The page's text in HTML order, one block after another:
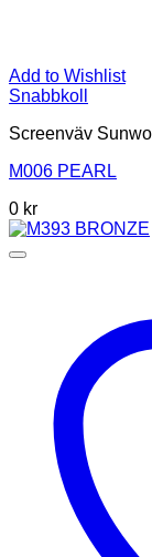
Add to Wishlist
Snabbkoll
Screenväv
M006 PEARL
0 kr